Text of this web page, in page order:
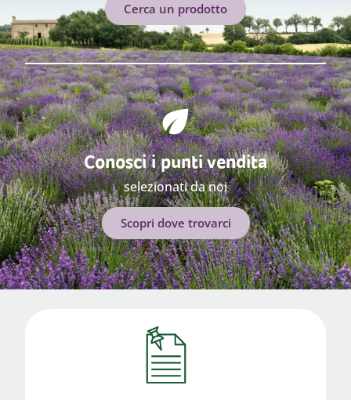
Cerca un prodotto
Conosci i punti vendita
selezionati da noi
Scopri dove trovarci